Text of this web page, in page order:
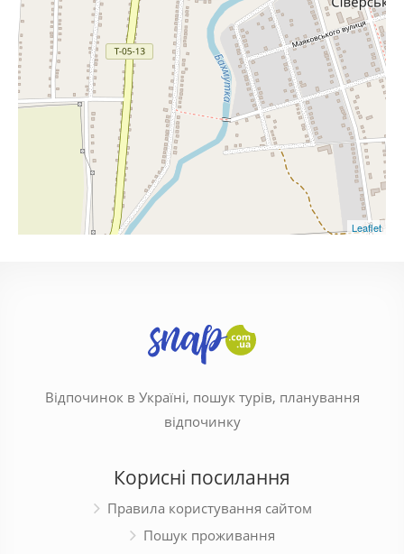
Leaflet
Відпочинок в Україні, пошук турів, планування
відпочинку
Корисні посилання
Правила користування сайтом
Пошук проживання